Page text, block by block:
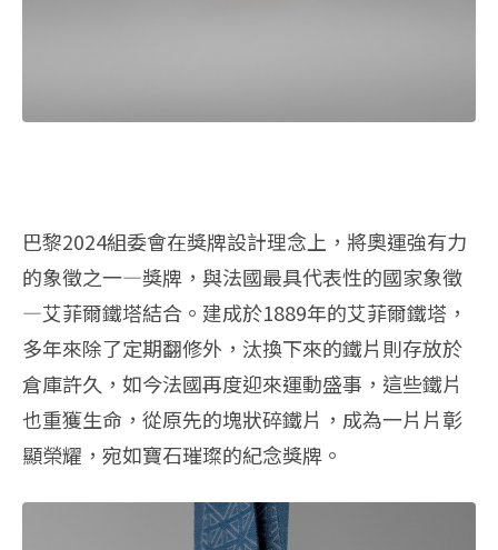
巴黎2024組委會在獎牌設計理念上，將奧運強有力
的象徵之一—獎牌，與法國最具代表性的國家象徵
—艾菲爾鐵塔結合。​建成於1889年的艾菲爾鐵塔，
多年來除了定期翻修外，汰換下來的鐵片則存放於
倉庫許久，如今法國再度迎來運動盛事，這些鐵片
也重獲生命，從原先的塊狀碎鐵片，成為一片片彰
顯榮耀，宛如寶石璀璨的紀念獎牌。